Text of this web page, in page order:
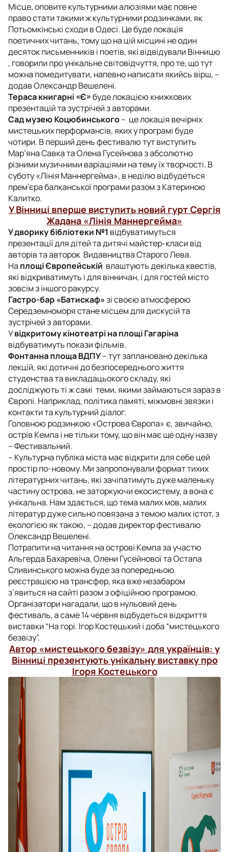
Місце, оповите культурними алюзіями має повне
право стати такими ж культурними родзинками, як
Потьомкінські сходи в Одесі. Це буде локація
поетичних читань, тому що на цій місцині не один
десяток письменників і поетів, які відвідували Вінницю
, говорили про унікальне світовідчуття, про те, що тут
можна помедитувати, напевно написати якийсь вірш, –
додав Олександр Вешелені.
Тераса книгарні «Є»буде локацією книжкових
презентацій та зустрічей з авторами.
Сад музею Коцюбинського– це локація вечірніх
мистецьких перформансів, яких у програмі буде
чотири. В перший день фестивалю тут виступить
Мар’яна Савка та Олена Гусейнова з абсолютно
різними музичними варіаціями на тему їх творчості. В
суботу «Лінія Маннергейма», в неділю відбудеться
прем’єра балканської програми разом з Катериною
Калитко.
У Вінниці вперше виступить новий гурт Сергія
Жадана «Лінія Маннергейма»
У дворику бібліотеки №1 відбуватимуться
презентації для дітей та дитячі майстер-класи від
авторів та авторок Видавництва Старого Лева.
На площі Європейській влаштують декілька квестів,
які відкриватимуть і для вінничан, і для гостей місто
зовсім з іншого ракурсу.
Гастро-бар «Батискаф»зі своєю атмосферою
Середземноморя стане місцем для дискусій та
зустрічей з авторами.
Увідкритому кінотеатрі на площі Гагаріна
відбуватимуть покази фільмів.
Фонтанна площа ВДПУ– тут заплановано декілька
лекцій, які дотичні до безпосереднього життя
студенства та викладацьокого складу, які
досліджують ті ж самі теми, якими займаються зараз в
Європі. Наприклад, політика памяті, міжмовні звязки і
контакти та культурний діалог.
Головною родзинкою «Острова Європа» є, звичайно,
острів Кемпа і не тільки тому, що він має ще одну назву
– Фестивальний.
– Культурна публіка міста має відкрити для себе цей
простір по-новому. Ми запропонували формат тихих
літературних читань, які зачіпатимуть дуже маленьку
частину острова, не заторкуючи екосистему, а вона є
унікальна. Нам здається, що тема малих мов, малих
літератур дуже сильно повязана з темою малих істот, з
екологією як такою, – додав директор фестивалю
Олександр Вешелені.
Потрапити на читання на острові Кемпа за участю
Альгерда Бахаревіча, Олени Гусейнової та Остапа
Сливинського можна буде за попередньою
реєстрацією на трансфер, яка вже незабаром
з’явиться на сайті разом з офіційною програмою.
Організатори нагадали, що в нульовий день
фестиваль, а саме 14 червня відбудеться відкриття
виставки “На горі. Ігор Костецький і доба “мистецького
безвізу”.
Автор «мистецького безвізу» для українців: у
Вінниці презентують унікальну виставку про
Ігоря Костецького